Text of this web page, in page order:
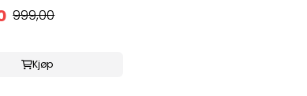
999,00
Kjøp